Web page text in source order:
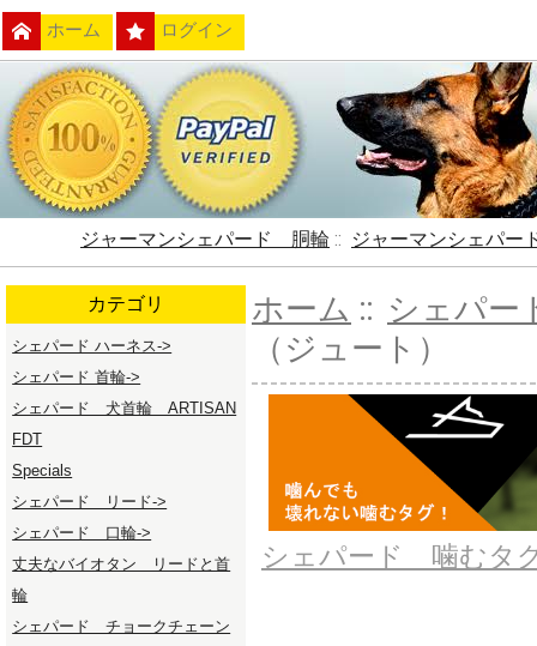
ホーム ログイン
ジャーマンシェパード 胴輪 :: ジャーマンシェパ
カテゴリ
シェパード ハーネス->
シェパード 首輪->
シェパード 犬首輪 ARTISAN
FDT
Specials
シェパード リード->
シェパード 口輪->
丈夫なバイオタン リードと首
輪
シェパード チョークチェーン
ホーム :: シェパ
（ジュート）
シェパード 噛むタ